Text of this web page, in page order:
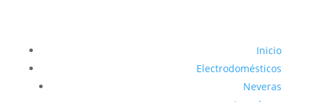
Inicio
Electrodomésticos
Neveras